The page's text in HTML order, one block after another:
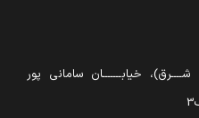
خیابـــــــان سامانی پور